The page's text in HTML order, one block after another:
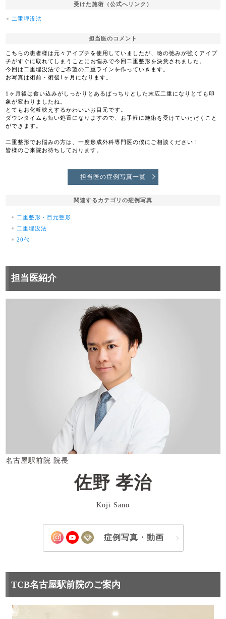
受けた施術（公式へリンク）
二重埋没法
担当医のコメント
こちらの患者様は元々アイプチを使用していましたが、瞼の弛みが強くアイプ
チがすぐに取れてしまうことにお悩みで今回二重整形を決意されました。
今回は二重埋没法でご希望の二重ラインを作っていきます。
お写真は術前・術後1ヶ月になります。
1ヶ月後は食い込みがしっかりとあるぱっちりとした末広二重になりとても印
象が変わりましたね。
とてもお化粧映えするかわいいお目元です。
ダウンタイムも短い処置になりますので、お手軽に施術を受けていただくこと
ができます。
二重整形でお悩みの方は、一度形成外科専門医の僕にご相談ください！
皆様のご来院お待ちしております。
担当医の症例写真一覧
関連するカテゴリの症例写真
二重整形・目元整形
二重埋没法
20代
担当医紹介
名古屋駅前院 院長
佐野 孝治
Koji Sano
症例写真・動画
TCB名古屋駅前院のご案内